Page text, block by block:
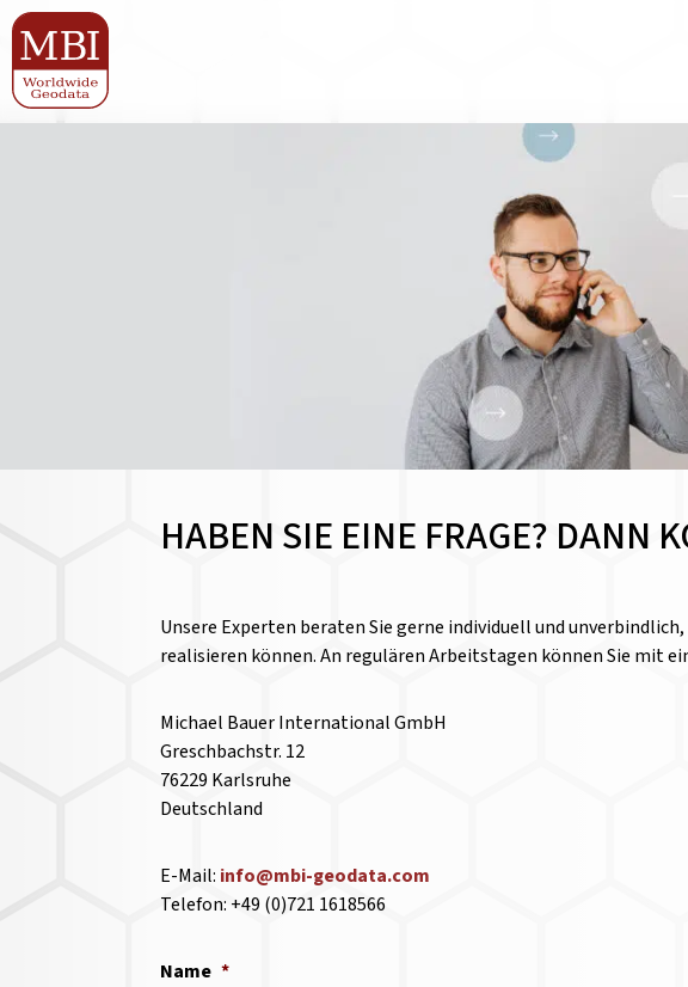
HABEN SIE EINE FRAGE? DANN
Unsere Experten beraten Sie gerne individuell und
realisieren können. An regulären Arbeitstagen können Sie mit
Michael Bauer International GmbH
Greschbachstr. 12
76229 Karlsruhe
Deutschland
E-Mail: info@mbi-geodata.com
Telefon: +49 (0)721 1618566
Name *